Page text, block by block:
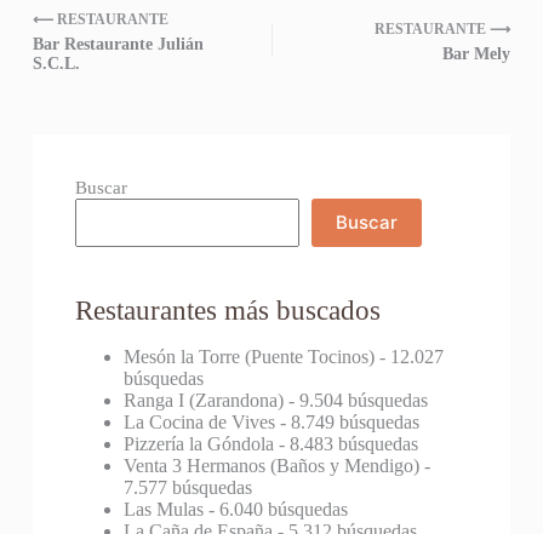
⟵ RESTAURANTE
Bar Restaurante Julián
S.C.L.
RESTAURANTE ⟶
Bar Mely
Buscar
Buscar
Restaurantes más buscados
Mesón la Torre (Puente Tocinos)- 12.027
búsquedas
Ranga I (Zarandona)- 9.504 búsquedas
La Cocina de Vives- 8.749 búsquedas
Pizzería la Góndola - 8.483 búsquedas
Venta 3 Hermanos (Baños y Mendigo)-
7.577 búsquedas
Las Mulas- 6.040 búsquedas